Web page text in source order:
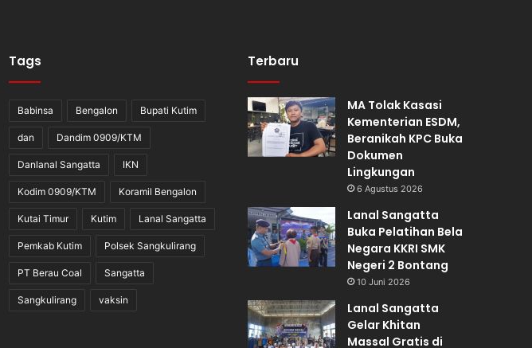
Tags
Babinsa Bengalon Bupati Kutim
dan Dandim 0909/KTM
Danlanal Sangatta IKN
Kodim 0909/KTM Koramil Bengalon
Kutai Timur Kutim Lanal Sangatta
Pemkab Kutim Polsek Sangkulirang
PT Berau Coal Sangatta
Sangkulirang vaksin
Terbaru
MA Tolak Kasasi
Kementerian ESDM,
Beranikah KPC Buka
Dokumen
Lingkungan
6 Agustus 2026
Lanal Sangatta
Buka Pelatihan Bela
Negara KKRI SMK
Negeri 2 Bontang
10 Juni 2026
Lanal Sangatta
Gelar Khitan
Massal Gratis di